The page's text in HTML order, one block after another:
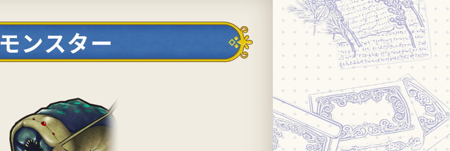
モンスター